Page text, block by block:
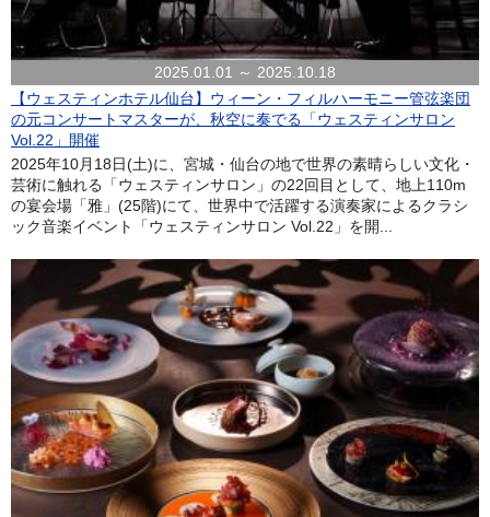
2025.01.01 ～ 2025.10.18
【ウェスティンホテル仙台】ウィーン・フィルハーモニー管弦楽団
の元コンサートマスターが、秋空に奏でる「ウェスティンサロン
Vol.22」開催
2025年10月18日(土)に、宮城・仙台の地で世界の素晴らしい文化・
芸術に触れる「ウェスティンサロン」の22回目として、地上110m
の宴会場「雅」(25階)にて、世界中で活躍する演奏家によるクラシ
ック音楽イベント「ウェスティンサロン Vol.22」を開...